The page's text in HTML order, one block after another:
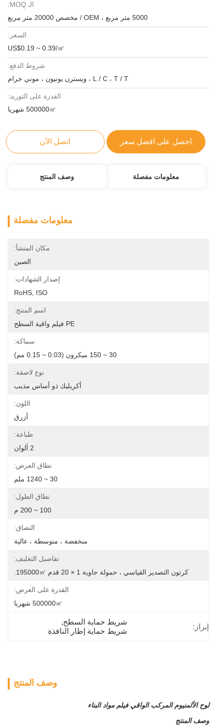
الـ MOQ:
5000 متر مربع ، OEM / مخصص 20000 متر مربع
السعر:
US$0.19 ~ 0.39/㎡
شروط الدفع:
L / C ، T / T ، ويسترن يونيون ، موني جرام
القدرة على التوريد:
500000㎡ شهريا
احصل على افضل سعر اتصل الآن
معلومات مفصلة وصف المنتج
معلومات مفصلة
مكان المنشأ:
الصين
إصدار الشهادات:
RoHS, ISO
اسم المنتج:
PE فيلم واقية السطح
سماكة:
30 ~ 150 ميكرون (0.03 ~ 0.15 مم)
نوع لاصقة:
أكريليك ذو أساس مذيب
اللون:
أزرق
طباعة:
نطاق العرض:
30 ~ 1240 ملم
نطاق الطول:
100 ~ 200 م
التصاق:
منخفضة ، متوسطة ، عالية
تفاصيل التغليف:
كرتون التصدير القياسي ، حمولة حاوية 1 × 20 قدم 195000㎡.
القدرة على العرض:
500000㎡ شهريا
إبراز:
شريط حماية السطح,
شريط حماية إطار النافذة
وصف المنتج
لوح الألمنيوم المركب الواقي فيلم مواد البناء
وصف المنتج